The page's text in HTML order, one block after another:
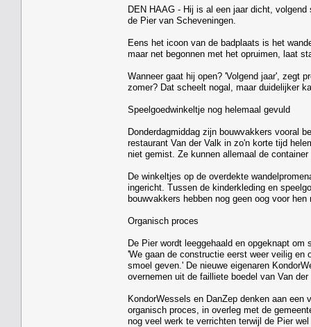
DEN HAAG - Hij is al een jaar dicht,
de Pier van Scheveningen.
Eens het icoon van de badplaats is het
maar net begonnen met het opruimen, laat
Wanneer gaat hij open? 'Volgend jaar', zegt
zomer? Dat scheelt nogal, maar duidelijker
Speelgoedwinkeltje nog helemaal gevuld
Donderdagmiddag zijn bouwvakkers vooral
restaurant Van der Valk in zo'n korte tijd
niet gemist. Ze kunnen allemaal de container
De winkeltjes op de overdekte
ingericht. Tussen de kinderkleding en
bouwvakkers hebben nog geen oog voor
Organisch proces
De Pier wordt leeggehaald en opgeknapt
'We gaan de constructie eerst weer veilig en
smoel geven.' De nieuwe eigenaren
overnemen uit de failliete boedel van Van der
KondorWessels en DanZep denken aan
organisch proces, in overleg met de
nog veel werk te verrichten terwijl de Pier